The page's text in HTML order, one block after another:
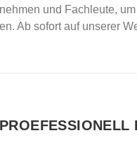
und Fachleute,
Ab sofort auf unserer